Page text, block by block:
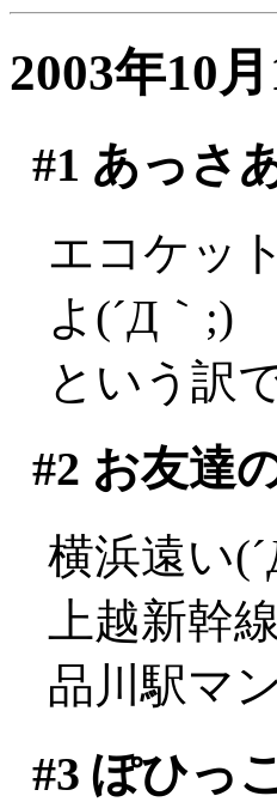
2003年10
#1 あっさ
エコケッ
よ(´Д｀;)
という訳
#2 お友達
横浜遠い
上越新幹
品川駅マ
#3 ぽひっ